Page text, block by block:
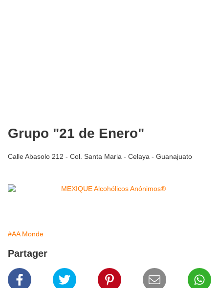
Grupo "21 de Enero"
Calle Abasolo 212 - Col. Santa Maria - Celaya - Guanajuato
#AA Monde
Partager